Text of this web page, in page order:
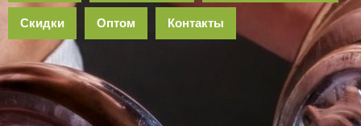
Скидки Оптом Контакты